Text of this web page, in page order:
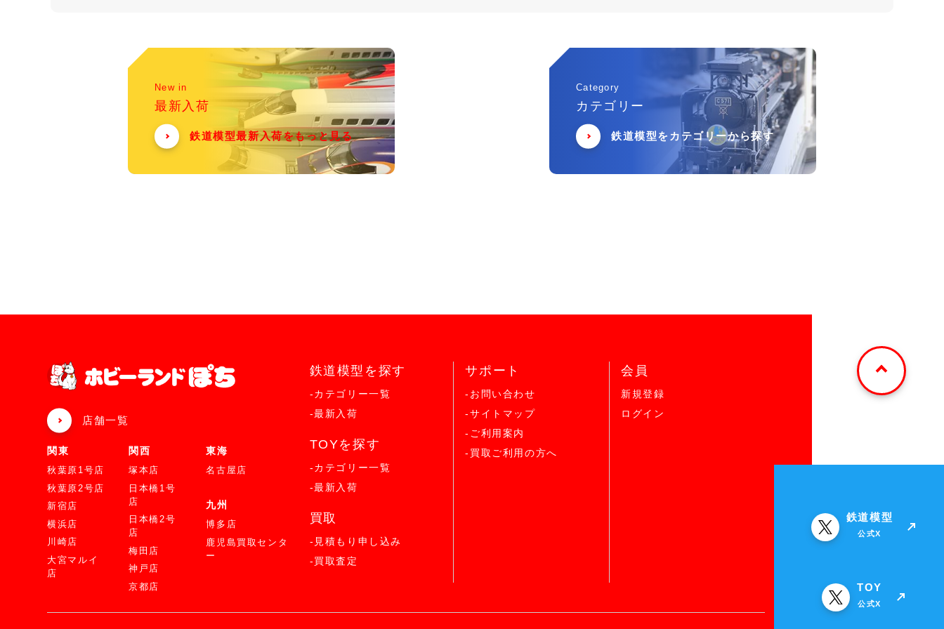
New in
最新入荷
鉄道模型最新入荷をもっと見る
Category
カテゴリー
鉄道模型をカテゴリーから探す
店舗一覧
関東
秋葉原1号店
秋葉原2号店
新宿店
横浜店
川崎店
大宮マルイ
店
関西
塚本店
日本橋1号
店
日本橋2号
店
梅田店
神戸店
京都店
東海
名古屋店
九州
博多店
鹿児島買取センタ
ー
鉄道模型を探す
-カテゴリー一覧
-最新入荷
TOYを探す
-カテゴリー一覧
-最新入荷
買取
-見積もり申し込み
-買取査定
サポート
-お問い合わせ
-サイトマップ
-ご利用案内
-買取ご利用の方へ
会員
新規登録
ログイン
鉄道模型
公式X
TOY
公式X